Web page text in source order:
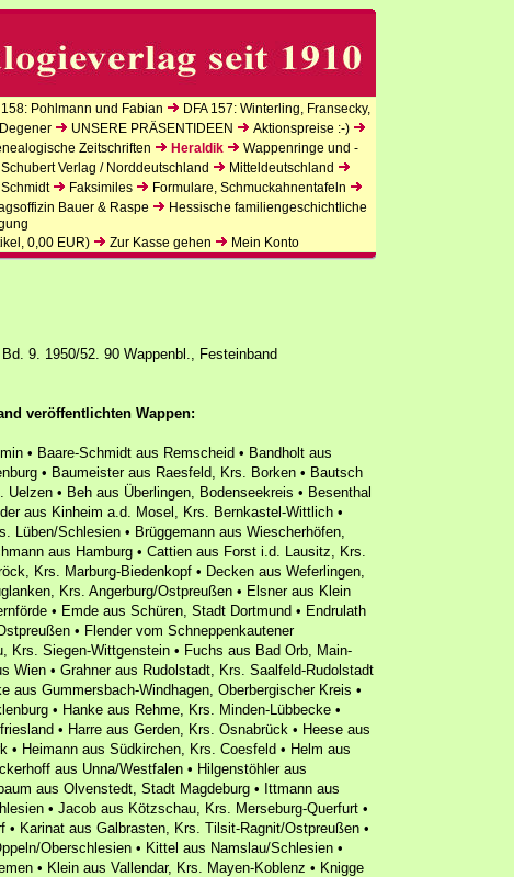
158: Pohlmann und Fabian
DFA 157: Winterling, Fransecky,
UNSERE PRÄSENTIDEEN
Aktionspreise :-)
Zeitschriften Heraldik
Wappenringe und -
Schubert Verlag / Norddeutschland
Mitteldeutschland
Faksimiles
Formulare, Schmuckahnentafeln
Bauer & Raspe
Hessische familiengeschichtliche
0,00 EUR) Zur Kasse gehen Mein Konto
9. 1950/52. 90 Wappenbl., Festeinband
veröffentlichten Wappen:
• Baare-Schmidt aus Remscheid • Bandholt aus
• Baumeister aus Raesfeld, Krs. Borken • Bautsch
• Beh aus Überlingen, Bodenseekreis • Besenthal
aus Kinheim a.d. Mosel, Krs. Bernkastel-Wittlich •
Lüben/Schlesien • Brüggemann aus Wiescherhöfen,
aus Hamburg • Cattien aus Forst i.d. Lausitz, Krs.
Krs. Marburg-Biedenkopf • Decken aus Weferlingen,
Krs. Angerburg/Ostpreußen • Elsner aus Klein
• Emde aus Schüren, Stadt Dortmund • Endrulath
• Flender vom Schneppenkautener
Krs. Siegen-Wittgenstein • Fuchs aus Bad Orb, Main-
Wien • Grahner aus Rudolstadt, Krs. Saalfeld-Rudolstadt
aus Gummersbach-Windhagen, Oberbergischer Kreis •
• Hanke aus Rehme, Krs. Minden-Lübbecke •
• Harre aus Gerden, Krs. Osnabrück • Heese aus
• Heimann aus Südkirchen, Krs. Coesfeld • Helm aus
aus Unna/Westfalen • Hilgenstöhler aus
aus Olvenstedt, Stadt Magdeburg • Ittmann aus
• Jacob aus Kötzschau, Krs. Merseburg-Querfurt •
• Karinat aus Galbrasten, Krs. Tilsit-Ragnit/Ostpreußen •
Oberschlesien • Kittel aus Namslau/Schlesien •
• Klein aus Vallendar, Krs. Mayen-Koblenz • Knigge